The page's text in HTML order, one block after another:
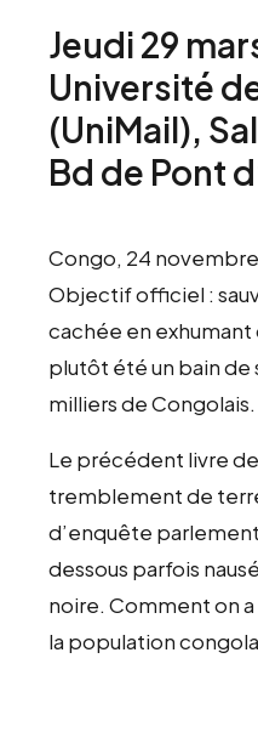
Jeudi 29
Université
(UniMail),
Bd de Pont
Congo, 24 novembre
Objectif officiel :
cachée en exhumant
plutôt été un bain de
milliers de Congolais.
Le précédent livre de
tremblement de
d’enquête
dessous parfois
noire. Comment on
la population